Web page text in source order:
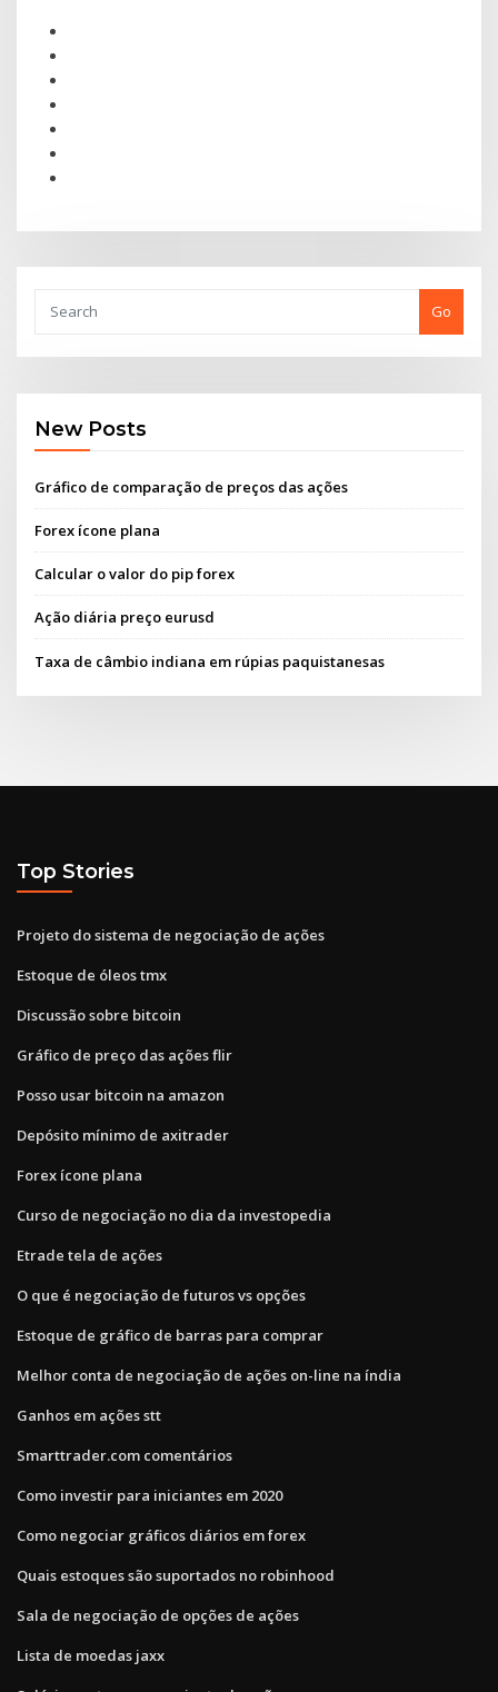
Go
New Posts
Gráfico de comparação de preços das ações
Forex ícone plana
Calcular o valor do pip forex
Ação diária preço eurusd
Taxa de câmbio indiana em rúpias paquistanesas
Top Stories
Projeto do sistema de negociação de ações
Estoque de óleos tmx
Discussão sobre bitcoin
Gráfico de preço das ações flir
Posso usar bitcoin na amazon
Depósito mínimo de axitrader
Forex ícone plana
Curso de negociação no dia da investopedia
Etrade tela de ações
O que é negociação de futuros vs opções
Estoque de gráfico de barras para comprar
Melhor conta de negociação de ações on-line na índia
Ganhos em ações stt
Smarttrader.com comentários
Como investir para iniciantes em 2020
Como negociar gráficos diários em forex
Quais estoques são suportados no robinhood
Sala de negociação de opções de ações
Lista de moedas jaxx